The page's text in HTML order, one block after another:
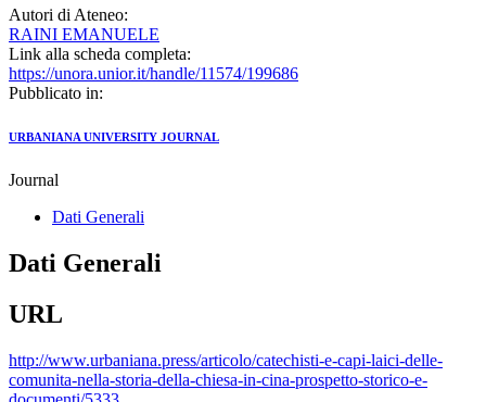
Autori di Ateneo:
RAINI EMANUELE
Link alla scheda completa:
https://unora.unior.it/handle/11574/199686
Pubblicato in:
URBANIANA UNIVERSITY JOURNAL
Journal
Dati Generali
Dati Generali
URL
http://www.urbaniana.press/articolo/catechisti-e-capi-laici-delle-
comunita-nella-storia-della-chiesa-in-cina-prospetto-storico-e-